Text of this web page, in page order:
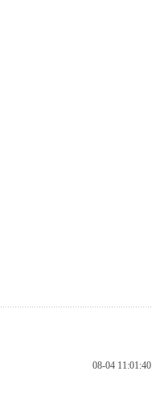
08-04 11:01:40